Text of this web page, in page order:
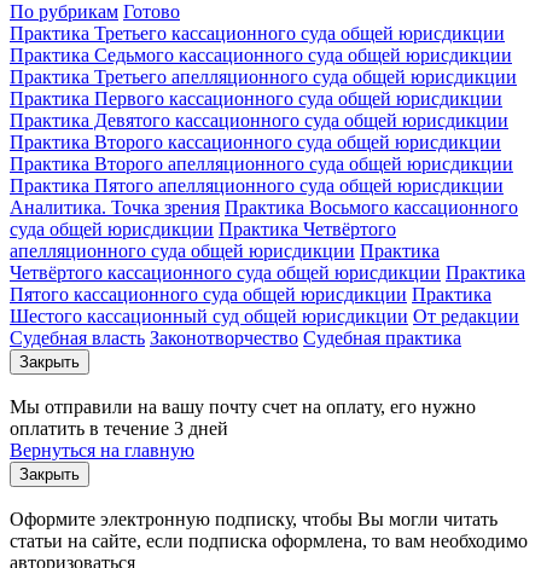
По рубрикам Готово
Практика Третьего кассационного суда общей юрисдикции
Практика Седьмого кассационного суда общей юрисдикции
Практика Третьего апелляционного суда общей юрисдикции
Практика Первого кассационного суда общей юрисдикции
Практика Девятого кассационного суда общей юрисдикции
Практика Второго кассационного суда общей юрисдикции
Практика Второго апелляционного суда общей юрисдикции
Практика Пятого апелляционного суда общей юрисдикции
Аналитика. Точка зрения Практика Восьмого кассационного
суда общей юрисдикции Практика Четвёртого
апелляционного суда общей юрисдикции Практика
Четвёртого кассационного суда общей юрисдикции Практика
Пятого кассационного суда общей юрисдикции Практика
Шестого кассационный суд общей юрисдикции От редакции
Судебная власть Законотворчество Судебная практика
Закрыть
Мы отправили на вашу почту счет на оплату, его нужно
оплатить в течение 3 дней
Вернуться на главную
Закрыть
Оформите электронную подписку, чтобы Вы могли читать
статьи на сайте, если подписка оформлена, то вам необходимо
авторизоваться